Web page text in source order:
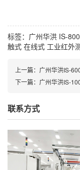
标签： 广州华洪 IS-
触式 在线式 工业红外
联系方式